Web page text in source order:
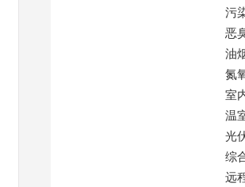
污
恶
油
氮
室
温
光
综
远